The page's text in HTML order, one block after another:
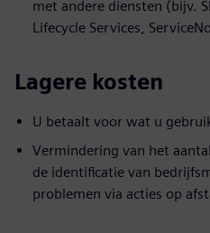
met andere diensten (bijv.
Lifecycle Services,
Lagere kosten
U betaalt voor wat u
Vermindering van het
de identificatie van
problemen via acties op